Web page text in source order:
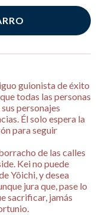
guionista de éxito
todas las personas
personajes
Él solo espera la
para seguir
de las calles
Kei no puede
Yôichi, y desea
jura que, pase lo
sacrificar, jamás